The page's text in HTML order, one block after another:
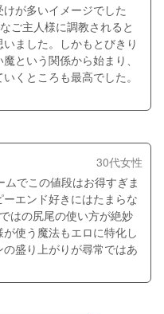
が多いイメージでした
ご主人様に調教されると
ました。しかもとびきり
いう関係から始まり、
くところも最高でした。
30代女性
でこの値段はお得すぎま
エンド好きにはたまらな
はの尻尾の使い方が絶妙
使う魔法もエロに特化し
盛り上がりが尋常ではあ